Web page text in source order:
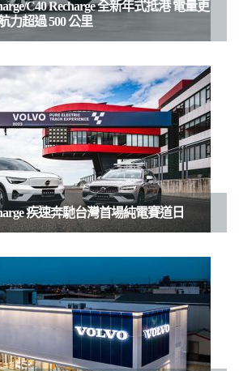
C40 Recharge 全新年式抵港 電量更
力超過 500 公里
疾速奔馳台灣首場純電賽道日